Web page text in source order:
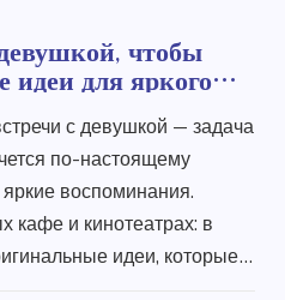
чтобы
идеи для яркого
с девушкой — задача
по-настоящему
яркие воспоминания.
кафе и кинотеатрах: в
идеи, которые